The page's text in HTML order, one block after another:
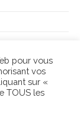
pour vous
vos
sur «
TOUS les